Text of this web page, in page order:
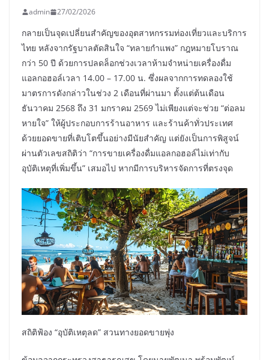
admin 27/02/2026
กลายเป็นจุดเปลี่ยนสำคัญของอุตสาหกรรมท่องเที่ยวและบริการ
ไทย หลังจากรัฐบาลตัดสินใจ “ทลายกำแพง” กฎหมายโบราณ
กว่า 50 ปี ด้วยการปลดล็อกช่วงเวลาห้ามจำหน่ายเครื่องดื่ม
แอลกอฮอล์เวลา 14.00 – 17.00 น. ซึ่งผลจากการทดลองใช้
มาตรการดังกล่าวในช่วง 2 เดือนที่ผ่านมา ตั้งแต่ต้นเดือน
ธันวาคม 2568 ถึง 31 มกราคม 2569 ไม่เพียงแต่จะช่วย “ต่อลม
หายใจ” ให้ผู้ประกอบการร้านอาหาร และร้านค้าทั่วประเทศ
ด้วยยอดขายที่เติบโตขึ้นอย่างมีนัยสำคัญ แต่ยังเป็นการพิสูจน์
ผ่านตัวเลขสถิติว่า “การขายเครื่องดื่มแอลกอฮอล์ไม่เท่ากับ
อุบัติเหตุที่เพิ่มขึ้น” เสมอไป หากมีการบริหารจัดการที่ตรงจุด
สถิติฟ้อง “อุบัติเหตุลด” สวนทางยอดขายพุ่ง